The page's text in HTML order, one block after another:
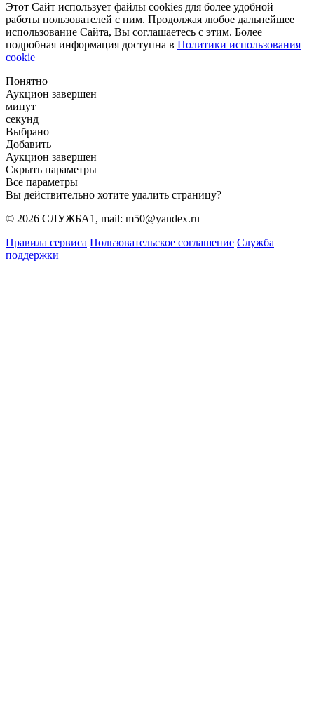
Этот Сайт использует файлы cookies для более удобной
работы пользователей с ним. Продолжая любое дальнейшее
использование Сайта, Вы соглашаетесь с этим. Более
подробная информация доступна в Политики использования
cookie
Понятно
Аукцион завершен
минут
секунд
Выбрано
Добавить
Аукцион завершен
Скрыть параметры
Все параметры
Вы действительно хотите удалить страницу?
© 2026 СЛУЖБА1, mail: m50@yandex.ru
Правила сервиса Пользовательское соглашение Служба
поддержки